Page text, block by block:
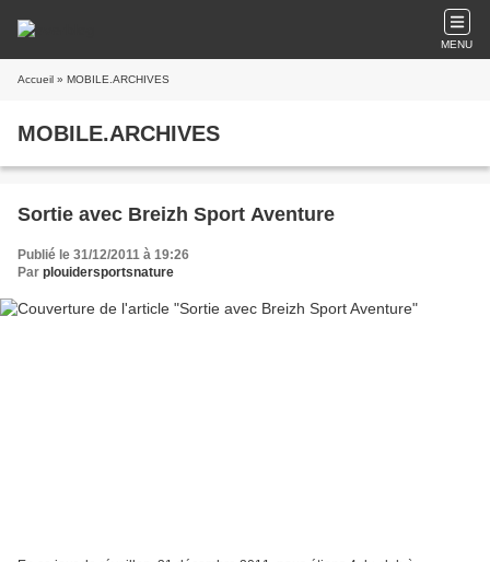
MENU
Accueil » MOBILE.ARCHIVES
MOBILE.ARCHIVES
Sortie avec Breizh Sport Aventure
Publié le 31/12/2011 à 19:26
Par plouidersportsnature